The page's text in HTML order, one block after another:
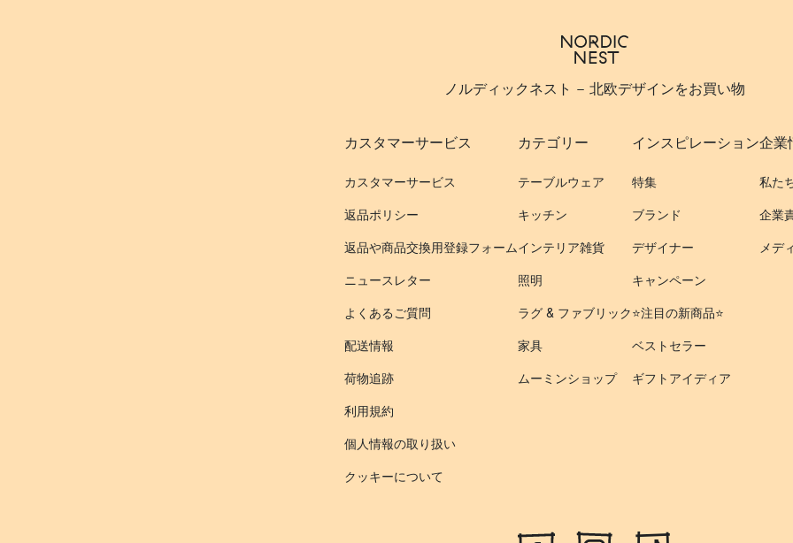
ノルディックネスト - 北欧デザインをお買い物
カスタマーサービス
カスタマーサービス
返品ポリシー
返品や商品交換用登録フォーム
ニュースレター
よくあるご質問
配送情報
荷物追跡
利用規約
個人情報の取り扱い
クッキーについて
カテゴリー
テーブルウェア
キッチン
インテリア雑貨
照明
ラグ & ファブリック
家具
ムーミンショップ
インスピレーション
特集
ブランド
デザイナー
キャンペーン
⭐️注目の新商品⭐️
ベストセラー
ギフトアイディア
企業
私た
企業
メデ